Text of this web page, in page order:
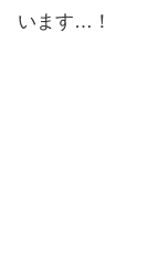
います…！